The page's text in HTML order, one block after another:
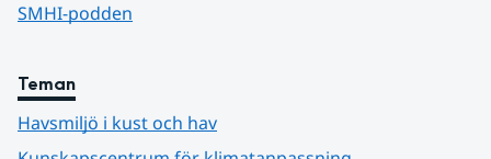
SMHI-podden
Teman
Havsmiljö i kust och hav